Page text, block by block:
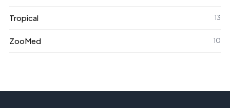
Tropical 13
ZooMed 10